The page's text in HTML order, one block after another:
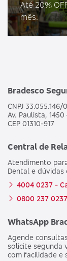
Até 20%
mês.
Bradesco
CNPJ 33.055.146/
Av. Paulista,
CEP 01310-917
Central de
Atendimento
Dental e dúvidas
4004 0237 -
0800 237
WhatsApp
Agende
solicite segunda
com facilidade e